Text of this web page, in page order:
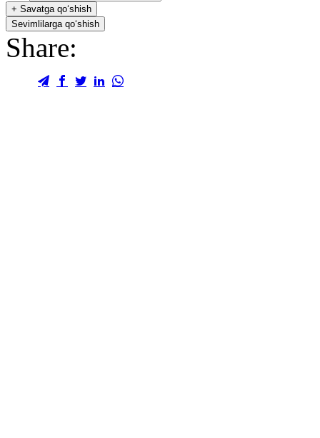
+ Savatga qo‘shish
Sevimlilarga qo‘shish
Share: